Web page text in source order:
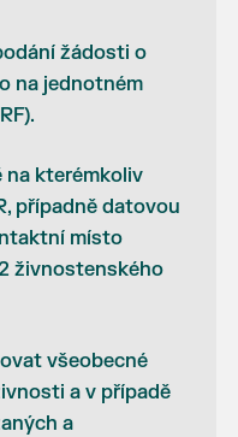
žádosti o
na jednotném
na kterémkoliv
případně datovou
místo
živnostenského
všeobecné
a v případě
a